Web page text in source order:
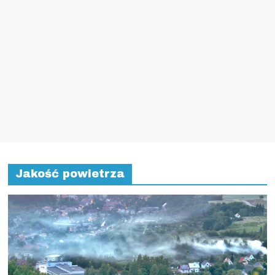
Jakość powietrza